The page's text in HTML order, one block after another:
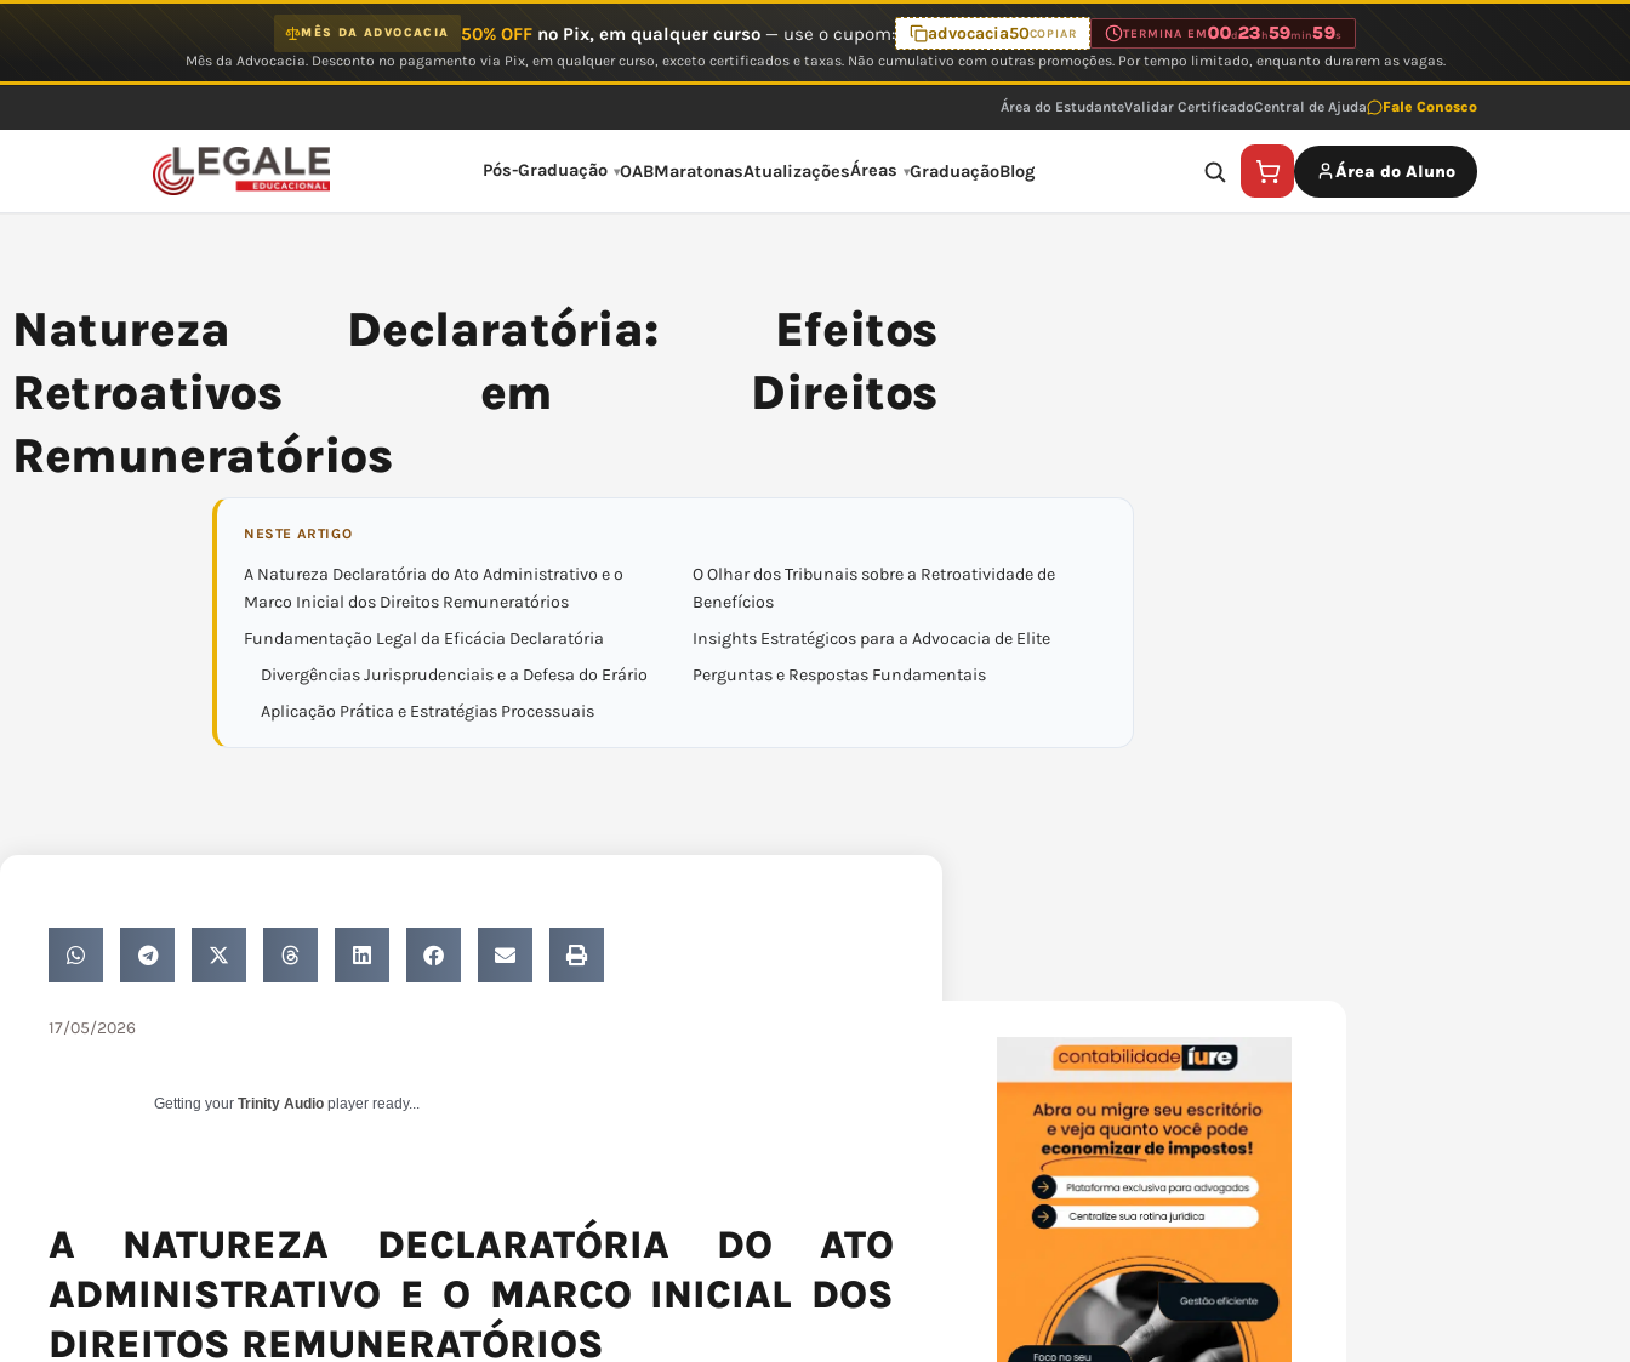
MÊS DA ADVOCACIA 50% OFFno Pix, em qualquer curso— use o cupom: advocacia50COPIAR TERMINA EM00d23 h59min59s
Mês da Advocacia. Desconto no pagamento via Pix, em qualquer curso, exceto certificados e taxas. Não cumulativo com outras promoções. Por tempo limitado, enquanto durarem as vagas.
Área do EstudanteValidar CertificadoCentral de Ajuda Fale Conosco
Pós-Graduação OABMaratonasAtualizaçõesÁreas GraduaçãoBlog Área do Aluno
Natureza Declaratória: Efeitos
Retroativos em Direitos
Remuneratórios
NESTE ARTIGO
A Natureza Declaratória do Ato Administrativo e o
Marco Inicial dos Direitos Remuneratórios
Fundamentação Legal da Eficácia Declaratória
Divergências Jurisprudenciais e a Defesa do Erário
Aplicação Prática e Estratégias Processuais
O Olhar dos Tribunais sobre a Retroatividade de
Benefícios
Insights Estratégicos para a Advocacia de Elite
Perguntas e Respostas Fundamentais
17/05/2026
Getting your Trinity Audio player ready...
A NATUREZA DECLARATÓRIA DO ATO
ADMINISTRATIVO E O MARCO INICIAL DOS
DIREITOS REMUNERATÓRIOS